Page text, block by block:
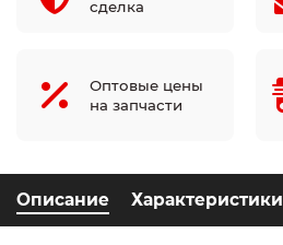
сделка
Оптовые цены
на запчасти
Описание Характеристики